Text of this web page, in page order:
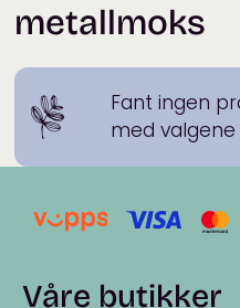
metallmoks
Fant ingen
med valgene
Våre butikker